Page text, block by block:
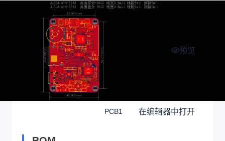
预览
PCB1 在编辑器中打开